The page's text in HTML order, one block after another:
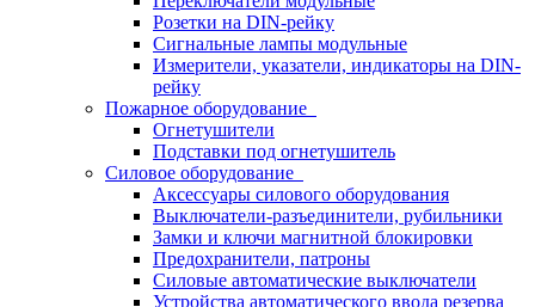
Розетки на DIN-рейку
Сигнальные лампы модульные
Измерители, указатели, индикаторы на DIN-
рейку
Пожарное оборудование
Огнетушители
Подставки под огнетушитель
Силовое оборудование
Аксессуары силового оборудования
Выключатели-разъединители, рубильники
Замки и ключи магнитной блокировки
Предохранители, патроны
Силовые автоматические выключатели
Устройства автоматического ввода резерва